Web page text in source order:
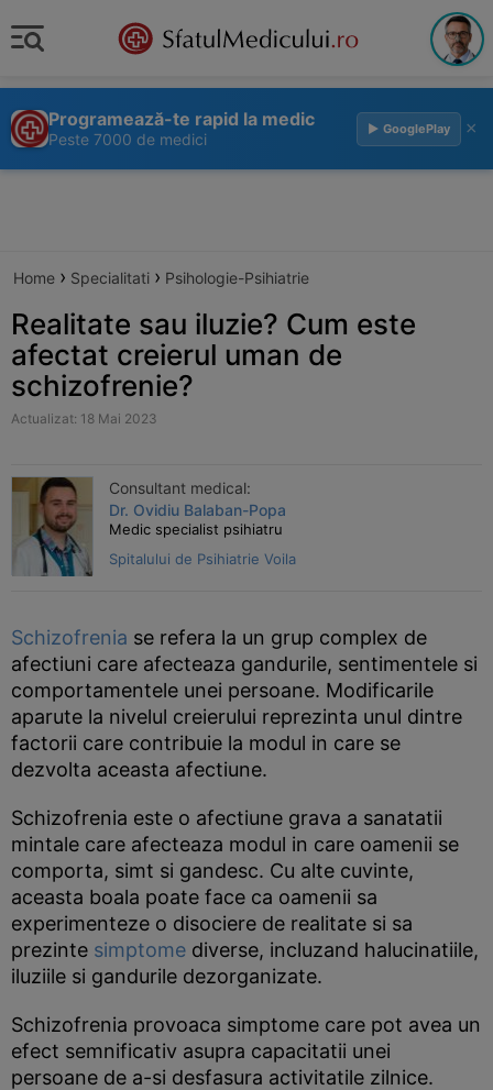
Programează-te rapid la medic
Peste 7000 de medici
▶ GooglePlay ×
Home › Specialitati › Psihologie-Psihiatrie
Realitate sau iluzie? Cum este
afectat creierul uman de
schizofrenie?
Actualizat: 18 Mai 2023
Consultant medical:
Dr. Ovidiu Balaban-Popa
Medic specialist psihiatru
Spitalului de Psihiatrie Voila
Schizofrenia se refera la un grup complex de
afectiuni care afecteaza gandurile, sentimentele si
comportamentele unei persoane. Modificarile
aparute la nivelul creierului reprezinta unul dintre
factorii care contribuie la modul in care se
dezvolta aceasta afectiune.
Schizofrenia este o afectiune grava a sanatatii
mintale care afecteaza modul in care oamenii se
comporta, simt si gandesc. Cu alte cuvinte,
aceasta boala poate face ca oamenii sa
experimenteze o disociere de realitate si sa
prezinte simptome diverse, incluzand halucinatiile,
iluziile si gandurile dezorganizate.
Schizofrenia provoaca simptome care pot avea un
efect semnificativ asupra capacitatii unei
persoane de a-si desfasura activitatile zilnice.